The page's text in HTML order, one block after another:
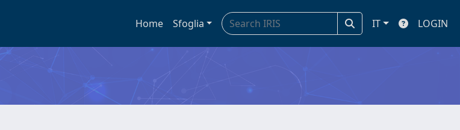
Home Sfoglia IT LOGIN